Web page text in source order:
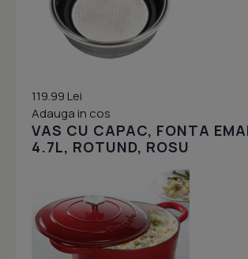
119.99 Lei
Adauga in cos
VAS CU CAPAC, FONTA
4.7L, ROTUND, ROSU